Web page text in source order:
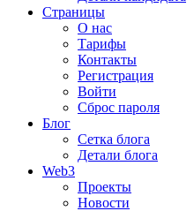
Страницы
О нас
Тарифы
Контакты
Регистрация
Войти
Сброс пароля
Блог
Сетка блога
Детали блога
Web3
Проекты
Новости